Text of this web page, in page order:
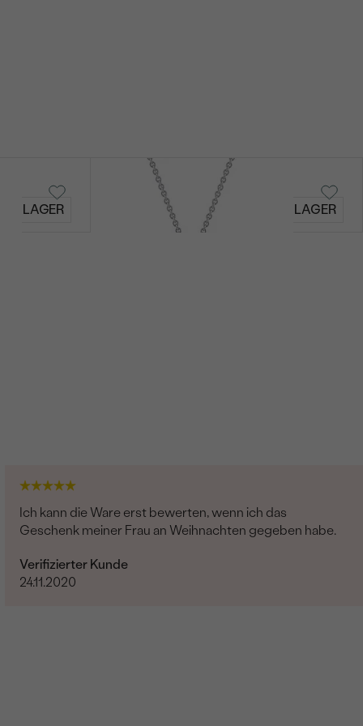
AUF LAGER AUF LAGER
Ich kann die Ware erst bewerten, wenn ich das
Geschenk meiner Frau an Weihnachten gegeben habe.
Verifizierter Kunde
24.11.2020